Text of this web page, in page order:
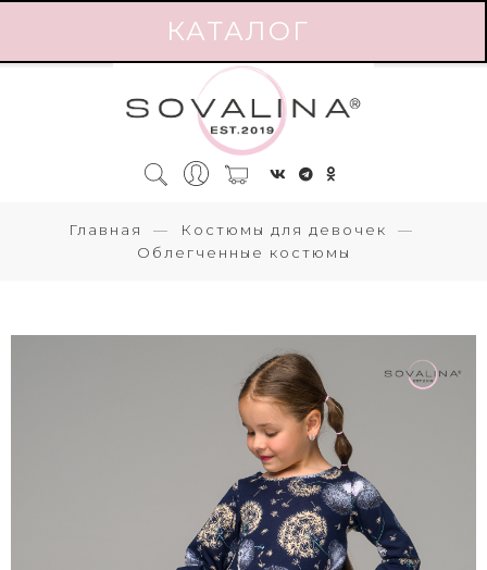
КАТАЛОГ
Главная
Костюмы для девочек
Облегченные костюмы